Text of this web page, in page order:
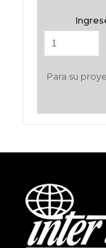
Para su